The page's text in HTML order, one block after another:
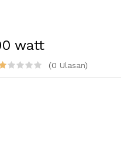
watt
(0 Ulasan)